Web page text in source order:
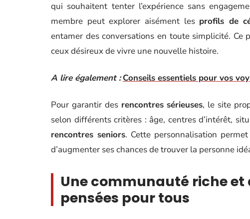
qui souhaitent tenter l’expérience sans
membre peut explorer aisément les profils de
entamer des conversations en toute simplicité. Ce
ceux désireux de vivre une nouvelle histoire.
A lire également : Conseils essentiels pour vos
Pour garantir des rencontres sérieuses, le site
selon différents critères : âge, centres d’intérêt,
rencontres seniors. Cette personnalisation
d’augmenter ses chances de trouver la personne
Une communauté riche
pensées pour tous